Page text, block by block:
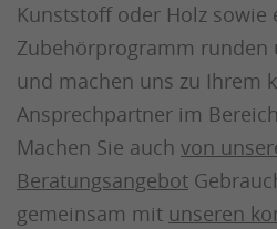
Kunststoff oder Holz sowie
Zubehörprogramm runden
und machen uns zu Ihrem
Ansprechpartner im
Machen Sie auch von
Beratungsangebot
gemeinsam mit unseren